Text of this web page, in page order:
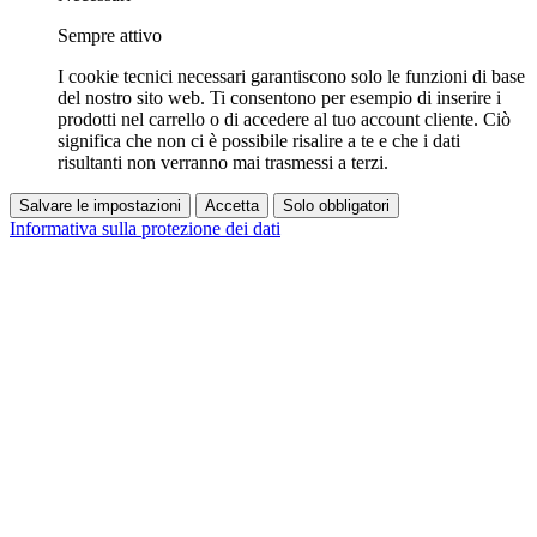
Sempre attivo
I cookie tecnici necessari garantiscono solo le funzioni di base
del nostro sito web. Ti consentono per esempio di inserire i
prodotti nel carrello o di accedere al tuo account cliente. Ciò
significa che non ci è possibile risalire a te e che i dati
risultanti non verranno mai trasmessi a terzi.
Salvare le impostazioni Accetta Solo obbligatori
Informativa sulla protezione dei dati